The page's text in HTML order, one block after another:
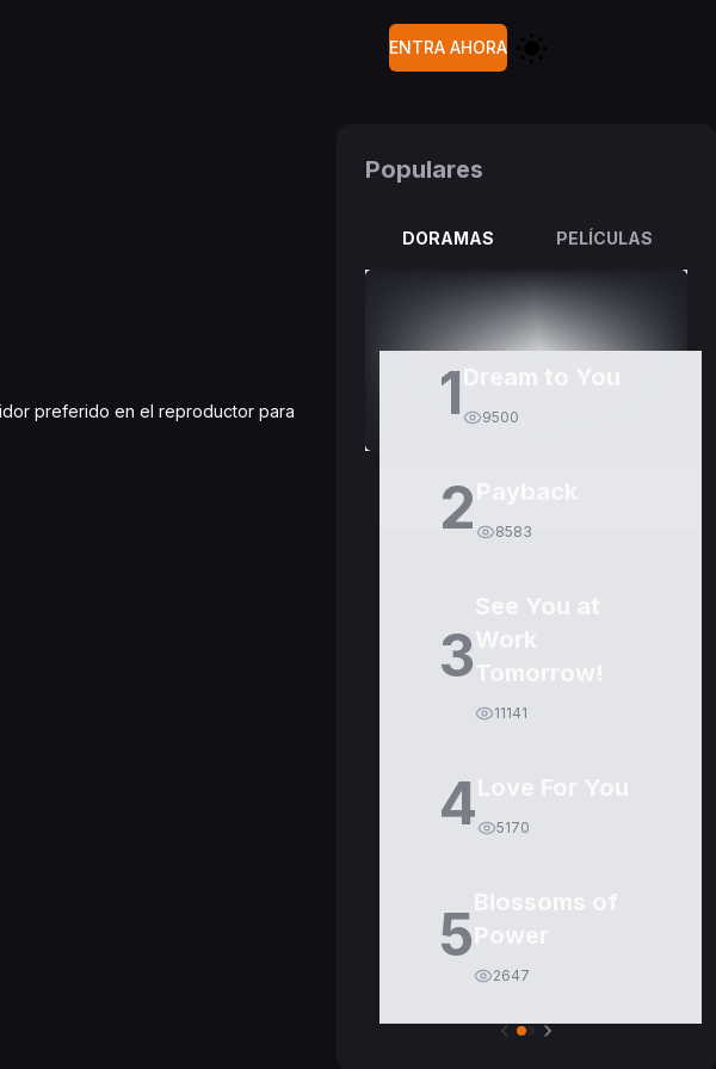
ENTRA AHORA
preferido en el reproductor para
Populares
DORAMAS PELÍCULAS
1 9500
2 8583
3
11141
4 5170
5
2647